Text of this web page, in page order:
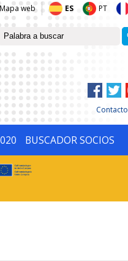
Mapa web ES PT
Contacto
BUSCADOR SOCIOS